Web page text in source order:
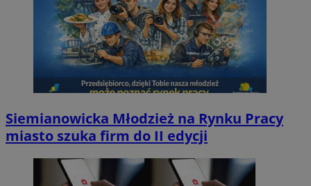
Siemianowicka Młodzież na Rynku Pracy
miasto szuka firm do II edycji